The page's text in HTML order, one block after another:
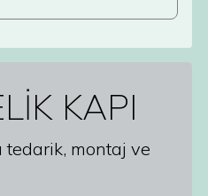
KAPI
tedarik, montaj ve